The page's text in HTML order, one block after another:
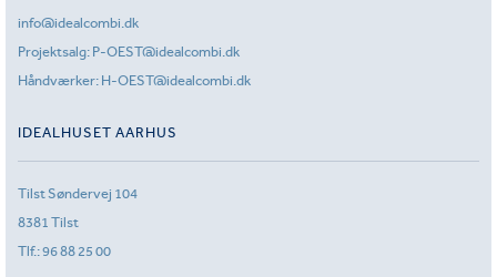
info@idealcombi.dk
Projektsalg: P-OEST@idealcombi.dk
Håndværker: H-OEST@idealcombi.dk
IDEALHUSET AARHUS
Tilst Søndervej 104
8381 Tilst
Tlf.:96 88 25 00